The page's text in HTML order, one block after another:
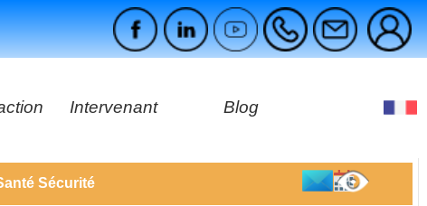
Intervenant Blog
Sécurité